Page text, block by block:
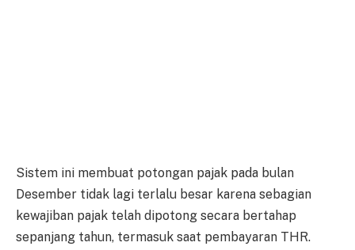
Sistem ini membuat potongan pajak pada bulan
Desember tidak lagi terlalu besar karena sebagian
kewajiban pajak telah dipotong secara bertahap
sepanjang tahun, termasuk saat pembayaran THR.